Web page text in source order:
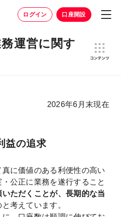
ログイン 口座開設
運営に関す
2026年6月末現在
益の追求
に価値のある利便性の高い
公正に業務を遂行すること
ただくことが、長期的な当
と考えています。